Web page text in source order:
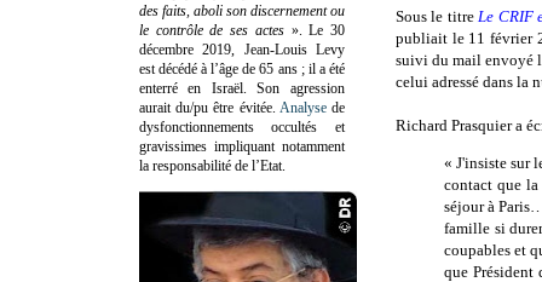
Sous le titre Le CRIF
publiait le 11 février
suivi du mailenvoyé
celui adressé dans la
Richard Prasquier a
« J'insiste sur
contact que
séjour à
famille si
coupables et
que Président
des faits, aboli son discernement ou
le contrôle de ses actes». Le 30
décembre 2019, Jean-Louis Levy
est décédé à l’âge de 65 ans ; il a été
enterré en Israël. Son agression
aurait du/pu être évitée. Analysede
dysfonctionnements occultés et
gravissimes impliquant notamment
la responsabilité de l’Etat.